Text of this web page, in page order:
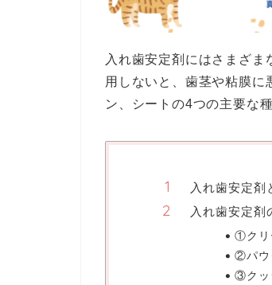
入れ歯安定剤にはさまざ
用しないと、歯茎や粘膜に
ン、シートの4つの主要な
入れ歯安定剤
入れ歯安定剤
①クリ
②パウ
③クッ